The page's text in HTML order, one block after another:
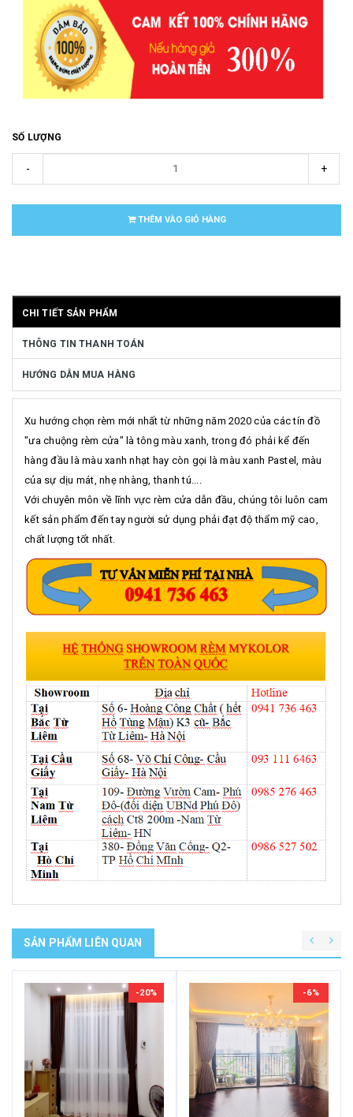
SỐ LƯỢNG
- +
THÊM VÀO GIỎ HÀNG
CHI TIẾT SẢN PHẨM
THÔNG TIN THANH TOÁN
HƯỚNG DẪN MUA HÀNG
Xu hướng chọn rèm mới nhất từ những năm 2020 của các tín đồ
"ưa chuộng rèm cửa" là tông màu xanh, trong đó phải kể đến
hàng đầu là màu xanh nhạt hay còn gọi là màu xanh Pastel, màu
của sự dịu mát, nhẹ nhàng, thanh tú....
Với chuyên môn về lĩnh vực rèm cửa dẫn đầu, chúng tôi luôn cam
kết sản phẩm đến tay người sử dụng phải đạt độ thẩm mỹ cao,
chất lượng tốt nhất.
SẢN PHẨM LIÊN QUAN
-20% -6%